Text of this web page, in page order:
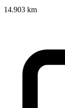
14.903 km